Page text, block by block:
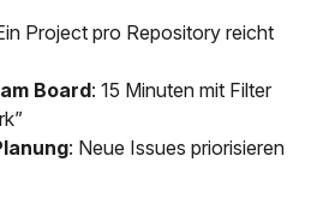
Project pro Repository reicht
Board: 15 Minuten mit Filter
: Neue Issues priorisieren